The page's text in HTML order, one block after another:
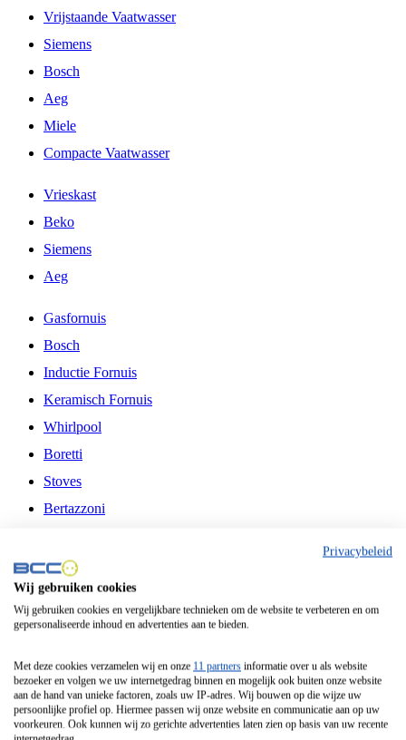
Vrijstaande Vaatwasser
Siemens
Bosch
Aeg
Miele
Compacte Vaatwasser
Vrieskast
Beko
Siemens
Aeg
Gasfornuis
Bosch
Inductie Fornuis
Keramisch Fornuis
Whirlpool
Boretti
Stoves
Bertazzoni
Fitelli
Airfryer
Frituurpan
Contactgrill
Broodbakmachine
Broodrooster
Privacybeleid
Wij gebruiken cookies
Wij gebruiken cookies en vergelijkbare technieken om de website te verbeteren en om
gepersonaliseerde inhoud en advertenties aan te bieden.
Met deze cookies verzamelen wij en onze 11 partners informatie over u als website
bezoeker en volgen we uw internetgedrag binnen en mogelijk ook buiten onze website
aan de hand van unieke factoren, zoals uw IP-adres. Wij bouwen op die wijze uw
persoonlijke profiel op. Hiermee passen wij onze website en communicatie aan op uw
voorkeuren. Ook kunnen wij zo gerichte advertenties laten zien op basis van uw recente